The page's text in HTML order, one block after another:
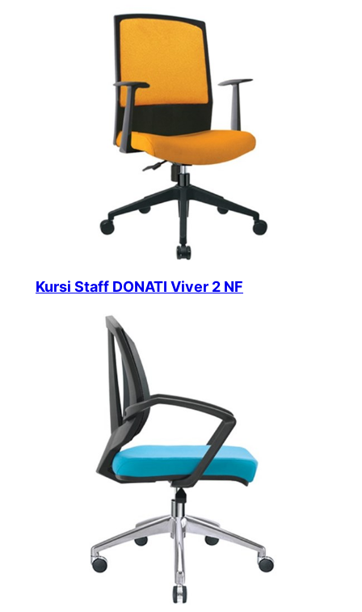
Kursi Staff DONATI Viver 2 NF